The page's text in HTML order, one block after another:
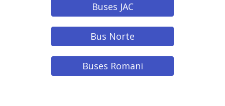
Buses JAC
Bus Norte
Buses Romani